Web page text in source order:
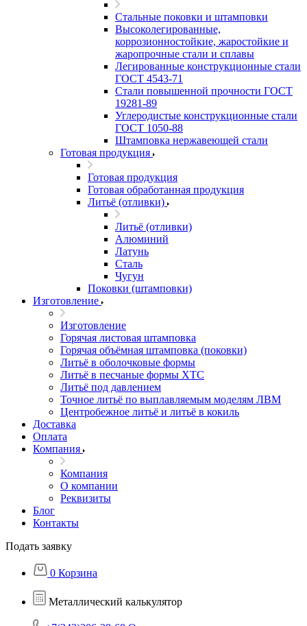
Стальные поковки и штамповки
Высоколегированные,
коррозионностойкие, жаростойкие и
жаропрочные стали и сплавы
Легированные конструкционные стали
ГОСТ 4543-71
Стали повышенной прочности ГОСТ
19281-89
Углеродистые конструкционные стали
ГОСТ 1050-88
Штамповка нержавеющей стали
Готовая продукция
Готовая продукция
Готовая обработанная продукция
Литьё (отливки)
Литьё (отливки)
Алюминий
Латунь
Сталь
Чугун
Поковки (штамповки)
Изготовление
Изготовление
Горячая листовая штамповка
Горячая объёмная штамповка (поковки)
Литьё в оболочковые формы
Литьё в песчаные формы ХТС
Литьё под давлением
Точное литьё по выплавляемым моделям ЛВМ
Центробежное литьё и литьё в кокиль
Доставка
Оплата
Компания
Компания
О компании
Реквизиты
Блог
Контакты
Подать заявку
0 Корзина
Металлический калькулятор